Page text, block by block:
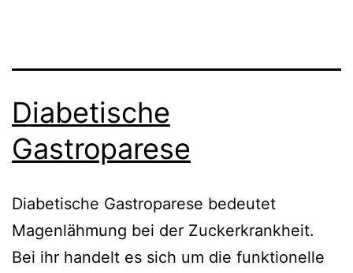
Diabetische
Gastroparese
Diabetische Gastroparese bedeutet
Magenlähmung bei der Zuckerkrankheit.
Bei ihr handelt es sich um die funktionelle